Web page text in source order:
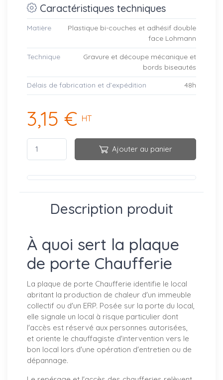
Caractéristiques techniques
Matière
Plastique bi-couches et adhésif double
face Lohmann
Technique
Gravure et découpe mécanique et
bords biseautés
Délais de fabrication et d’expédition 48h
3,15 € HT
Ajouter au panier
Description produit
À quoi sert la plaque
de porte Chaufferie
La plaque de porte Chaufferie identifie le local
abritant la production de chaleur d'un immeuble
collectif ou d'un ERP. Posée sur la porte du local,
elle signale un local à risque particulier dont
l'accès est réservé aux personnes autorisées,
et oriente le chauffagiste d'intervention vers le
bon local lors d'une opération d'entretien ou de
dépannage.